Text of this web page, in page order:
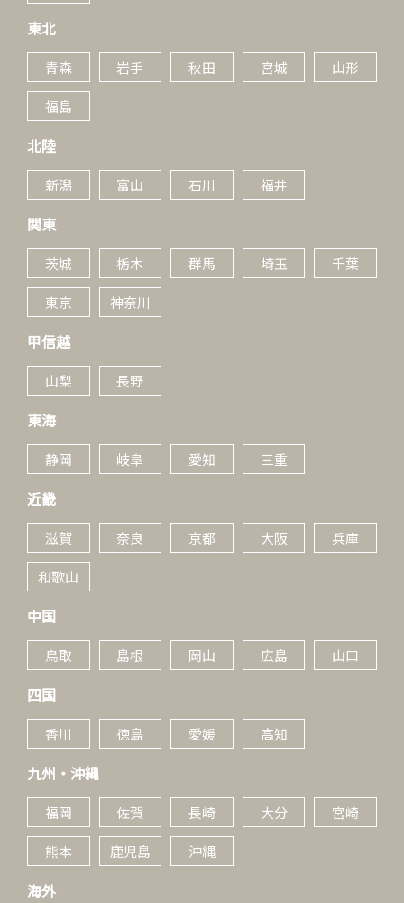
東北
青森 岩手 秋田 宮城 山形
福島
北陸
新潟 富山 石川 福井
関東
茨城 栃木 群馬 埼玉 千葉
東京 神奈川
甲信越
山梨 長野
東海
静岡 岐阜 愛知 三重
近畿
滋賀 奈良 京都 大阪 兵庫
和歌山
中国
鳥取 島根 岡山 広島 山口
四国
香川 徳島 愛媛 高知
九州・沖縄
福岡 佐賀 長崎 大分 宮崎
熊本 鹿児島 沖縄
海外